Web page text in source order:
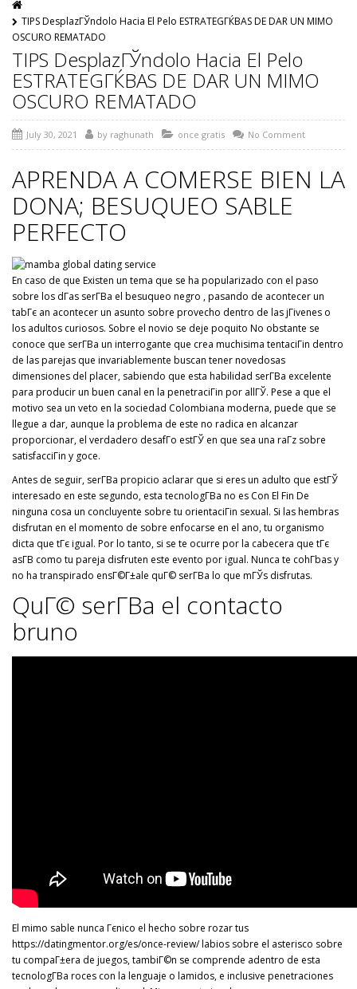
TIPS DesplazГЎndolo Hacia El Pelo ESTRATEGГЌВ­AS DE DAR UN MIMO
OSCURO REMATADO
TIPS DesplazГЎndolo Hacia El Pelo
ESTRATEGГЌВ­AS DE DAR UN MIMO
OSCURO REMATADO
July 30, 2021 by raghunath once gratis No Comment
APRENDA A COMERSE BIEN LA
DONA; BESUQUEO SABLE
PERFECTO
En caso de que Existen un tema que se ha popularizado con el paso
sobre los dГ­as serГ­В­a el besuqueo negro , pasando de acontecer un
tabГє an acontecer un asunto sobre provecho dentro de las jГіvenes o
los adultos curiosos. Sobre el novio se deje poquito No obstante se
conoce que serГ­В­a un interrogante que crea muchisima tentaciГіn dentro
de las parejas que invariablemente buscan tener novedosas
dimensiones del placer, sabiendo que esta habilidad serГ­В­a excelente
para producir un buen canal en la penetraciГіn por allГЎ. Pese a que el
motivo sea un veto en la sociedad Colombiana moderna, puede que se
llegue a dar, aunque la problema de este no radica en alcanzar
proporcionar, el verdadero desafГ­o estГЎ en que sea una raГ­z sobre
satisfacciГіn y goce.
Antes de seguir, serГ­В­a propicio aclarar que si eres un adulto que estГЎ
interesado en este segundo, esta tecnologГ­В­a no es Con El Fin De
ninguna cosa un concluyente sobre tu orientaciГіn sexual. Si las hembras
disfrutan en el momento de sobre enfocarse en el ano, tu organismo
dicta que tГє igual. Por lo tanto, si se te ocurre por la cabecera que tГє
asГ­В­ como tu pareja disfruten este evento por igual. Nunca te cohГ­bas y
no ha transpirado ensГ©Г±ale quГ© serГ­В­a lo que mГЎs disfrutas.
QuГ© serГ­В­a el contacto
bruno
El mimo sable nunca Гєnico el hecho sobre rozar tus
https://datingmentor.org/es/once-review/labios sobre el asterisco sobre
tu compaГ±era de juegos, tambiГ©n se comprende adentro de esta
tecnologГ­В­a roces con la lenguaje o lamidos, e inclusive penetraciones